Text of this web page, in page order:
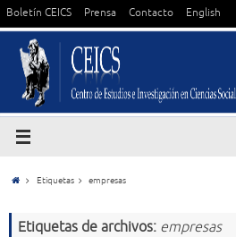
Boletín CEICS Prensa Contacto English
Etiquetas empresas
Etiquetas de archivos: empresas